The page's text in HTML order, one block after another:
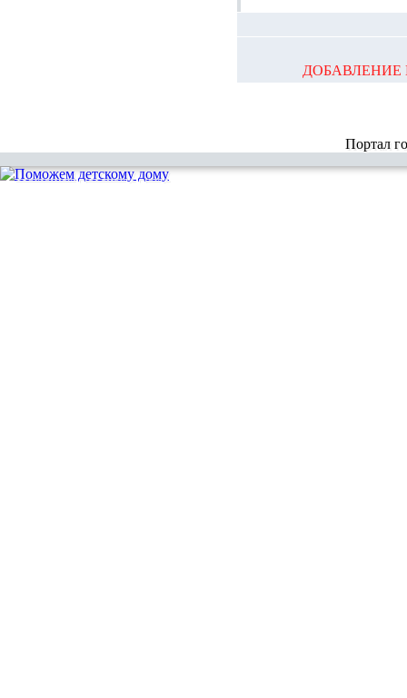
ДОБАВЛЕНИЕ
Портал